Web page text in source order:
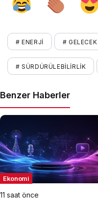
# ENERJI # GELECEK
# SÜRDÜRÜLEBILIRLIK
Benzer Haberler
Ekonomi
11 saat önce